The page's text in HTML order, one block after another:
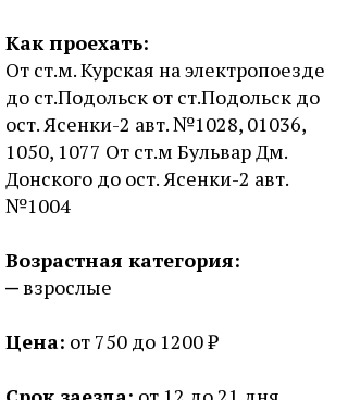
Как проехать:
От ст.м. Курская на электропоезде
до ст.Подольск от ст.Подольск до
ост. Ясенки-2 авт. №1028, 01036,
1050, 1077 От ст.м Бульвар Дм.
Донского до ост. Ясенки-2 авт.
№1004
Возрастная категория:
взрослые
Цена: от 750 до 1200 ₽